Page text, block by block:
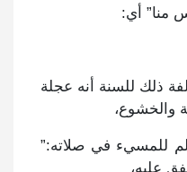
منا” أي:
ذلك للسنة أنه عجلة
والخشوع،
للمسيء في صلاته:”
عليه،